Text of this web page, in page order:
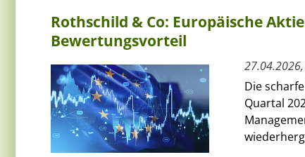
Rothschild & Co: Europäische
Bewertungsvorteil
Die
Quartal